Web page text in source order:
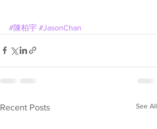
#陳柏宇 #JasonChan
Recent Posts See All